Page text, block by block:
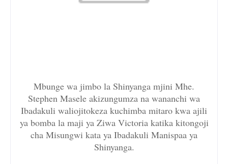
Mbunge wa jimbo la Shinyanga mjini Mhe.
Stephen Masele akizungumza na wananchi wa
Ibadakuli waliojitokeza kuchimba mitaro kwa ajili
ya bomba la maji ya Ziwa Victoria katika kitongoji
cha Misungwi kata ya Ibadakuli Manispaa ya
Shinyanga.